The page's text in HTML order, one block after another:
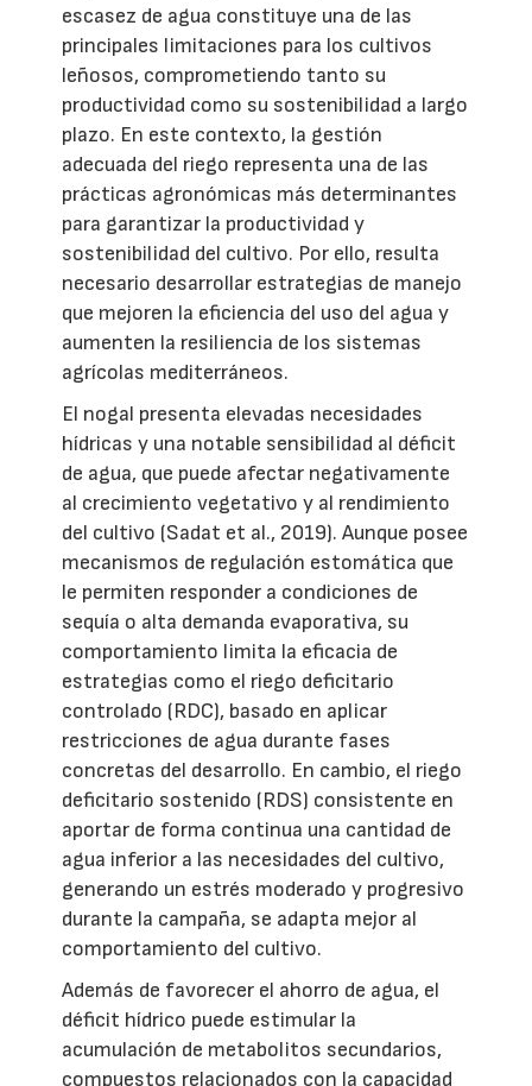
escasez de agua constituye una de las
principales limitaciones para los cultivos
leñosos, comprometiendo tanto su
productividad como su sostenibilidad a largo
plazo. En este contexto, la gestión
adecuada del riego representa una de las
prácticas agronómicas más determinantes
para garantizar la productividad y
sostenibilidad del cultivo. Por ello, resulta
necesario desarrollar estrategias de manejo
que mejoren la eficiencia del uso del agua y
aumenten la resiliencia de los sistemas
agrícolas mediterráneos.
El nogal presenta elevadas necesidades
hídricas y una notable sensibilidad al déficit
de agua, que puede afectar negativamente
al crecimiento vegetativo y al rendimiento
del cultivo (Sadat et al., 2019). Aunque posee
mecanismos de regulación estomática que
le permiten responder a condiciones de
sequía o alta demanda evaporativa, su
comportamiento limita la eficacia de
estrategias como el riego deficitario
controlado (RDC), basado en aplicar
restricciones de agua durante fases
concretas del desarrollo. En cambio, el riego
deficitario sostenido (RDS) consistente en
aportar de forma continua una cantidad de
agua inferior a las necesidades del cultivo,
generando un estrés moderado y progresivo
durante la campaña, se adapta mejor al
comportamiento del cultivo.
Además de favorecer el ahorro de agua, el
déficit hídrico puede estimular la
acumulación de metabolitos secundarios,
compuestos relacionados con la capacidad